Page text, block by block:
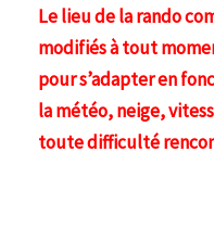
Le lieu de la rando
modifiés à tout
pour s’adapter en
la météo, neige,
toute difficulté